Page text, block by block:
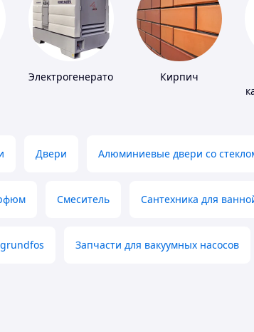
Электрогенераторы Кирпич
Двери Алюминиевые двери со
Смеситель Сантехника для
Запчасти для вакуумных насосов